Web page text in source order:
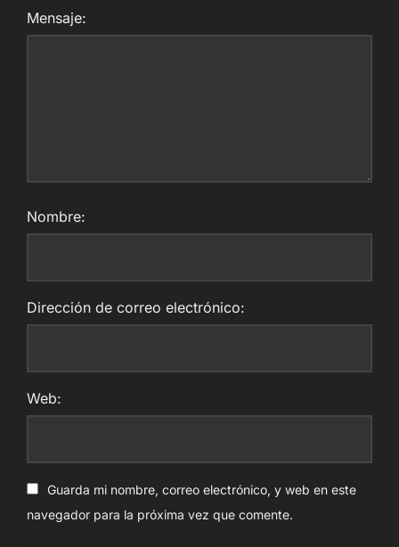
Mensaje:
Nombre:
Dirección de correo electrónico:
Web:
Guarda mi nombre, correo electrónico, y web en este
navegador para la próxima vez que comente.